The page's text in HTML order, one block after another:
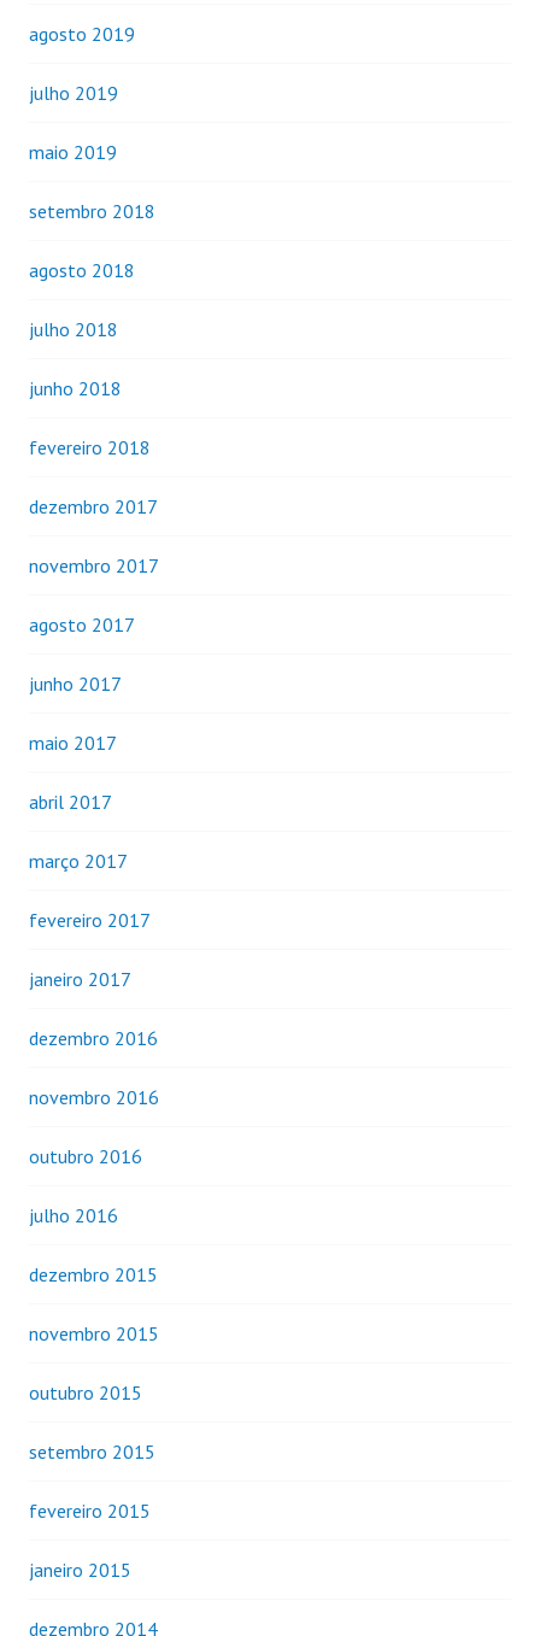
agosto 2019
julho 2019
maio 2019
setembro 2018
agosto 2018
julho 2018
junho 2018
fevereiro 2018
dezembro 2017
novembro 2017
agosto 2017
junho 2017
maio 2017
abril 2017
março 2017
fevereiro 2017
janeiro 2017
dezembro 2016
novembro 2016
outubro 2016
julho 2016
dezembro 2015
novembro 2015
outubro 2015
setembro 2015
fevereiro 2015
janeiro 2015
dezembro 2014